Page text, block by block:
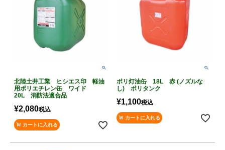
北陸土井工業 ヒシエス印 軽油
用ポリエチレン缶 ワイド
20L 消防法適合品
¥2,080税込
カートに入れる
ポリ灯油缶 18L 赤 (ノズルな
し) ポリタンク
¥1,100税込
カートに入れる